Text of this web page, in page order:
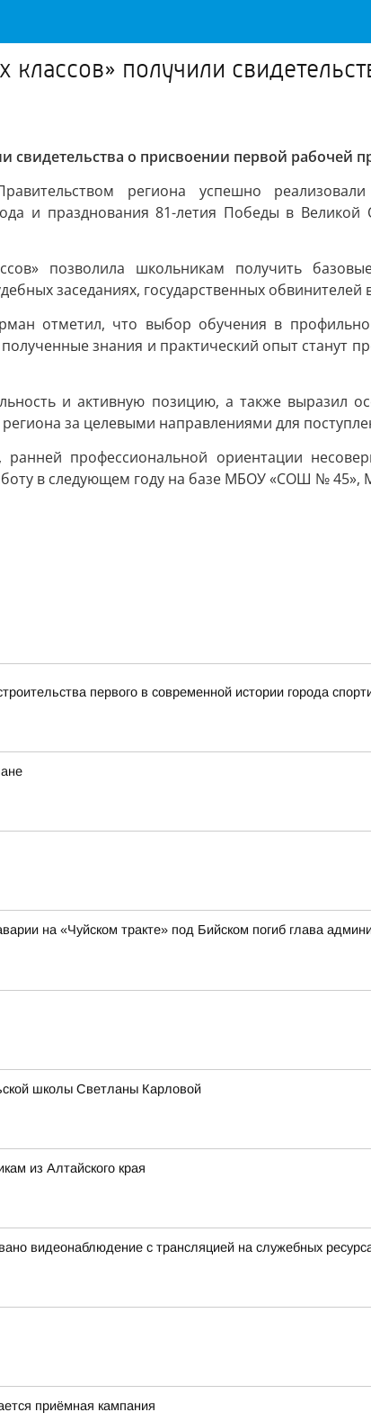
получили
свидетельства о присвоении первой рабочей
региона успешно
и празднования 81-летия Победы в Великой
позволила школьникам получить
заседаниях, государственных
отметил, что выбор обучения в
знания и практический опыт станут
и активную позицию, а также выразил
за целевыми направлениями для
ранней профессиональной ориентации
в следующем году на базе МБОУ «СОШ №
первого в современной истории города
на «Чуйском тракте» под Бийском погиб глава
школы Светланы Карловой
из Алтайского края
видеонаблюдение с трансляцией на служебных
приёмная кампания